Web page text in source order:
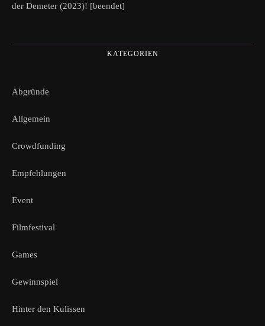
der Demeter (2023)! [beendet]
KATEGORIEN
Abgründe
Allgemein
Crowdfunding
Empfehlungen
Event
Filmfestival
Games
Gewinnspiel
Hinter den Kulissen